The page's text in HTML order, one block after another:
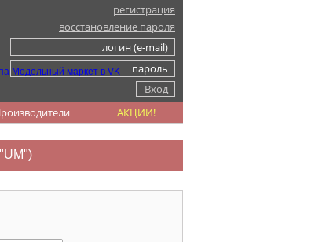
регистрация
восстановление пароля
АКЦИИ!